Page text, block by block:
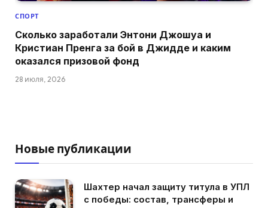
СПОРТ
Сколько заработали Энтони Джошуа и
Кристиан Пренга за бой в Джидде и каким
оказался призовой фонд
28 июля, 2026
Новые публикации
Шахтер начал защиту титула в УПЛ
с победы: состав, трансферы и